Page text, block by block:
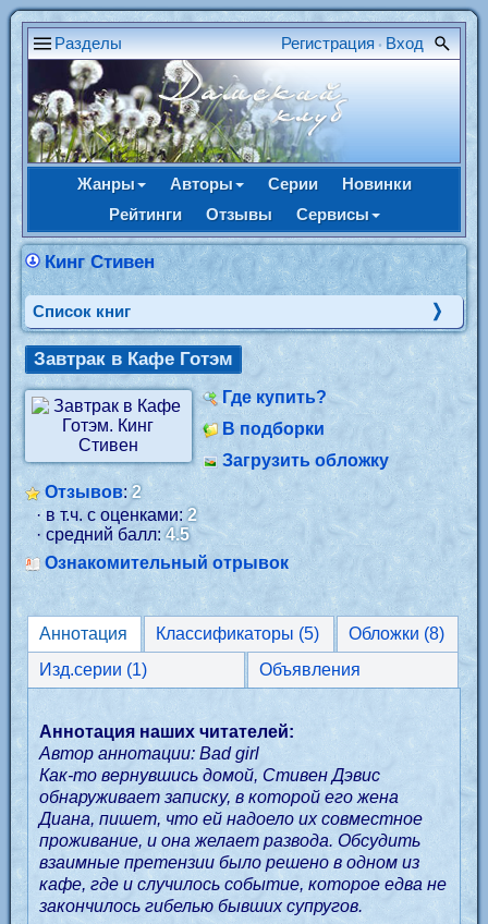
Разделы Регистрация • Вход
Жанры Авторы Серии
Новинки
Рейтинги
Отзывы Сервисы
Кинг Стивен
Cписок книг
Завтрак в Кафе Готэм
Где купить?
В подборки
Загрузить обложку
Отзывов:2
· в т.ч. с оценками:2
· средний балл:4.5
Ознакомительный отрывок
Аннотация Классификаторы (5)
Обложки (8)
Изд.серии (1)
Объявления
Аннотация наших читателей:
Автор аннотации: Bad girl
Как-то вернувшись домой, Стивен Дэвис
обнаруживает записку, в которой его жена
Диана, пишет, что ей надоело их совместное
проживание, и она желает развода. Обсудить
взаимные претензии было решено в одном из
кафе, где и случилось событие, которое едва не
закончилось гибелью бывших супругов.